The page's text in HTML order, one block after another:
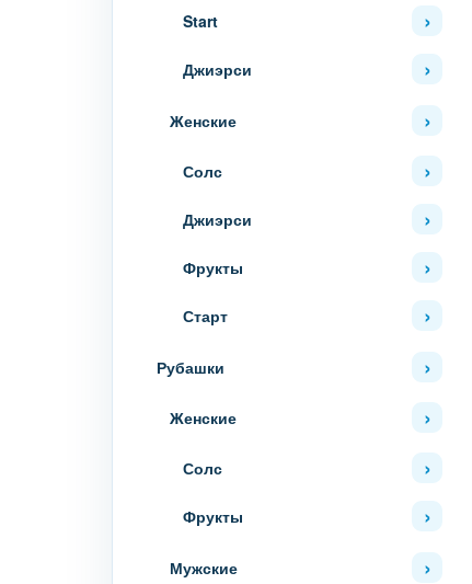
Start
Джиэрси
Женские
Солс
Джиэрси
Фрукты
Старт
Рубашки
Женские
Солс
Фрукты
Мужские